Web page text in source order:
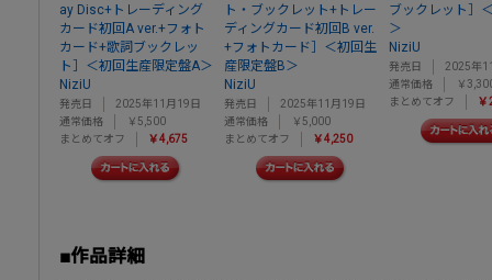
ay Disc+トレーディング
カード初回A ver.+フォト
カード+歌詞ブックレッ
ト］＜初回生産限定盤A＞
NiziU
発売日
2025年11月19日
通常価格
￥5,500
まとめてオフ
￥4,675
ト・ブックレット+トレー
ディングカード初回B ver.
+フォトカード］＜初回生
産限定盤B＞
NiziU
発売日
2025年11月19日
通常価格
￥5,000
まとめてオフ
￥4,250
ブックレット］
＞
NiziU
発売日
2025年
通常価格
￥
まとめてオフ
￥
■作品詳細